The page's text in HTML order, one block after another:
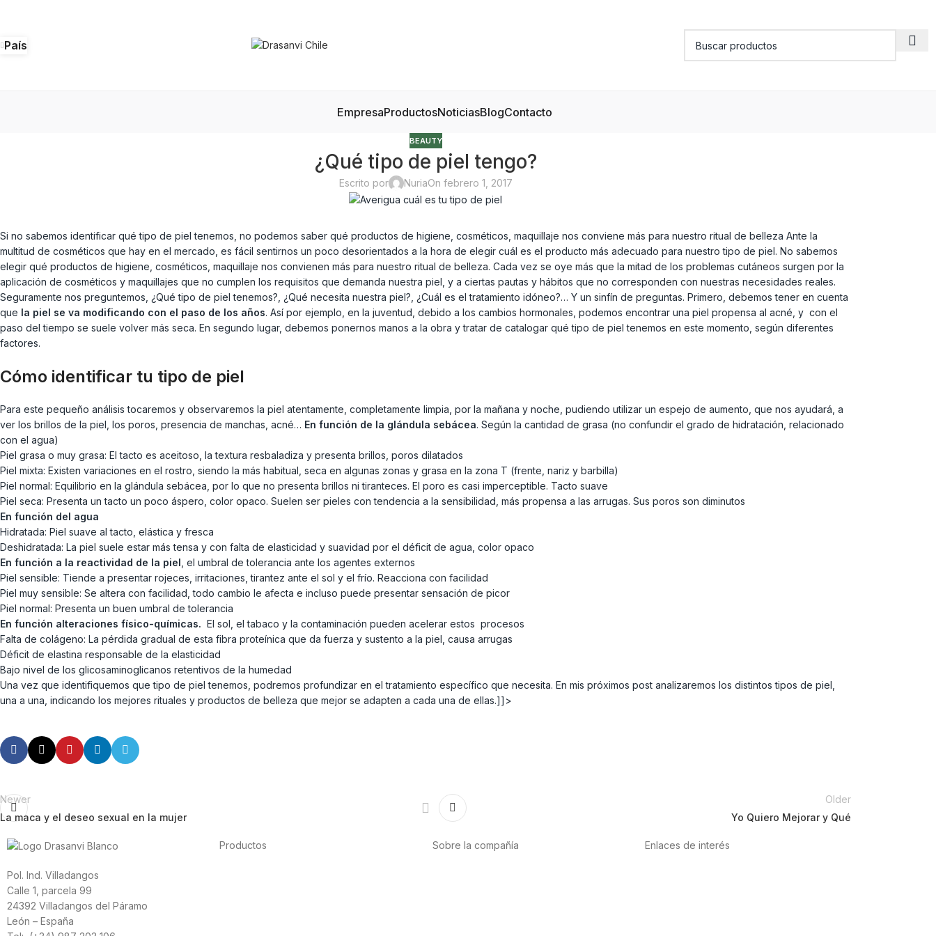
País
EmpresaProductosNoticiasBlogContacto
BEAUTY
¿Qué tipo de piel tengo?
Escrito por NuriaOn febrero 1, 2017
Si no sabemos identificar qué tipo de piel tenemos, no podemos saber qué productos de higiene, cosméticos, maquillaje nos conviene más para nuestro ritual de belleza Ante la
multitud de cosméticos que hay en el mercado, es fácil sentirnos un poco desorientados a la hora de elegir cuál es el producto más adecuado para nuestro tipo de piel. No sabemos
elegir qué productos de higiene, cosméticos, maquillaje nos convienen más para nuestro ritual de belleza. Cada vez se oye más que la mitad de los problemas cutáneos surgen por la
aplicación de cosméticos y maquillajes que no cumplen los requisitos que demanda nuestra piel, y a ciertas pautas y hábitos que no corresponden con nuestras necesidades reales.
Seguramente nos preguntemos, ¿Qué tipo de piel tenemos?, ¿Qué necesita nuestra piel?, ¿Cuál es el tratamiento idóneo?… Y un sinfín de preguntas. Primero, debemos tener en cuenta
que la piel se va modificando con el paso de los años. Así por ejemplo, en la juventud, debido a los cambios hormonales, podemos encontrar una piel propensa al acné, y con el
paso del tiempo se suele volver más seca. En segundo lugar, debemos ponernos manos a la obra y tratar de catalogar qué tipo de piel tenemos en este momento, según diferentes
factores.
Cómo identificar tu tipo de piel
Para este pequeño análisis tocaremos y observaremos la piel atentamente, completamente limpia, por la mañana y noche, pudiendo utilizar un espejo de aumento, que nos ayudará, a
ver los brillos de la piel, los poros, presencia de manchas, acné… En función de la glándula sebácea. Según la cantidad de grasa (no confundir el grado de hidratación, relacionado
con el agua)
Piel grasa o muy grasa: El tacto es aceitoso, la textura resbaladiza y presenta brillos, poros dilatados
Piel mixta: Existen variaciones en el rostro, siendo la más habitual, seca en algunas zonas y grasa en la zona T (frente, nariz y barbilla)
Piel normal: Equilibrio en la glándula sebácea, por lo que no presenta brillos ni tiranteces. El poro es casi imperceptible. Tacto suave
Piel seca: Presenta un tacto un poco áspero, color opaco. Suelen ser pieles con tendencia a la sensibilidad, más propensa a las arrugas. Sus poros son diminutos
En función del agua
Hidratada: Piel suave al tacto, elástica y fresca
Deshidratada: La piel suele estar más tensa y con falta de elasticidad y suavidad por el déficit de agua, color opaco
En función a la reactividad de la piel , el umbral de tolerancia ante los agentes externos
Piel sensible: Tiende a presentar rojeces, irritaciones, tirantez ante el sol y el frío. Reacciona con facilidad
Piel muy sensible: Se altera con facilidad, todo cambio le afecta e incluso puede presentar sensación de picor
Piel normal: Presenta un buen umbral de tolerancia
En función alteraciones físico-químicas. El sol, el tabaco y la contaminación pueden acelerar estos procesos
Falta de colágeno: La pérdida gradual de esta fibra proteínica que da fuerza y sustento a la piel, causa arrugas
Déficit de elastina responsable de la elasticidad
Bajo nivel de los glicosaminoglicanos retentivos de la humedad
Una vez que identifiquemos que tipo de piel tenemos, podremos profundizar en el tratamiento específico que necesita. En mis próximos post analizaremos los distintos tipos de piel,
una a una, indicando los mejores rituales y productos de belleza que mejor se adapten a cada una de ellas.]]>
Newer
La maca y el deseo sexual en la mujer
Older
Yo Quiero Mejorar y Qué
Pol. Ind. Villadangos
Calle 1, parcela 99
24392 Villadangos del Páramo
León – España
Productos Sobre la compañía Enlaces de interés